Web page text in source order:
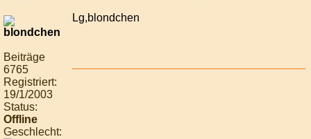
Beiträge
6765
Registriert:
19/1/2003
Status:
Offline
Geschlecht:
Lg,blondchen